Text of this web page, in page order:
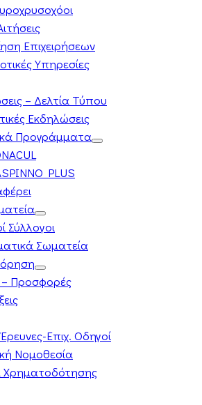
Επιχειρήσεων
Υπηρεσίες
– Δελτία Τύπου
Εκδηλώσεις
Προγράμματα
PLUS
Σύλλογοι
Σωματεία
– Προσφορές
Επιχ. Οδηγοί
Νομοθεσία